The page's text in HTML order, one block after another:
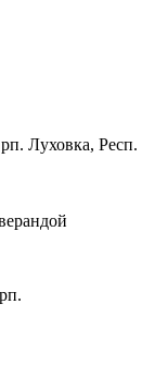
Луховка, Респ.